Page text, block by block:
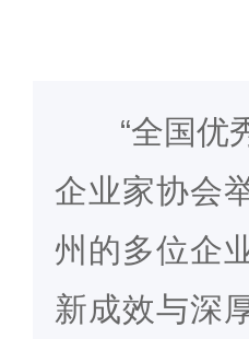
“全国优
企业家协会
州的多位企
新成效与深